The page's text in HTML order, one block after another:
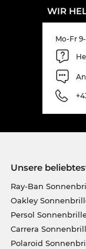
WIR
Mo-Fr
Unsere
Ray-Ban
Oakley
Persol
Carrera
Polaroid